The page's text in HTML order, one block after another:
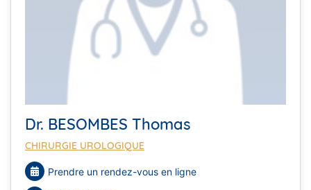
Dr. BESOMBES Thomas
CHIRURGIE UROLOGIQUE
Prendre un rendez-vous en ligne